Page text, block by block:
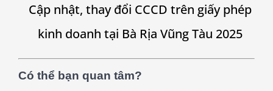
Cập nhật, thay đổi CCCD trên giấy phép
kinh doanh tại Bà Rịa Vũng Tàu 2025
Có thể bạn quan tâm?